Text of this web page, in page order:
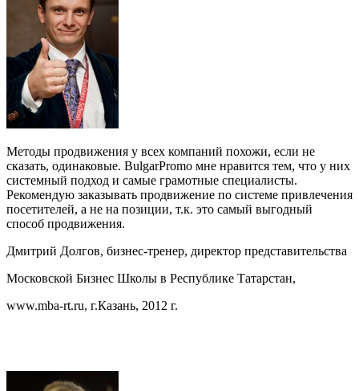
Методы продвижения у всех компаний похожи, если не
сказать, одинаковые. BulgarPromo мне нравится тем, что у них
системный подход и самые грамотные специалисты.
Рекомендую заказывать продвижение по системе привлечения
посетителей, а не на позиции, т.к. это самый выгодный
способ продвижения.
Дмитрий Долгов, бизнес-тренер, директор представительства
Московской Бизнес Школы в Республике Татарстан,
www.mba-rt.ru, г.Казань, 2012 г.